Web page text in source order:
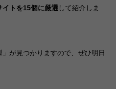
イトを15個に厳選して紹介しま
が見つかりますので、ぜひ明日